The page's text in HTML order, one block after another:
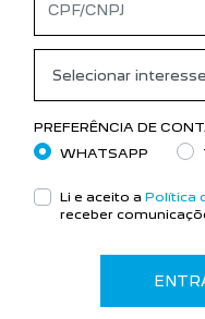
PREFERÊNCIA DE
WHATSAPP
Li e aceito a Política
receber